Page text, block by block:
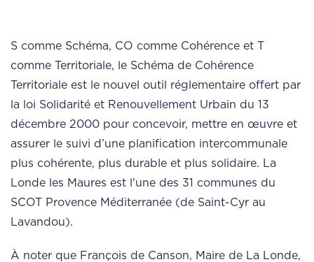
S comme Schéma, CO comme Cohérence et T
comme Territoriale, le Schéma de Cohérence
Territoriale est le nouvel outil réglementaire offert par
la loi Solidarité et Renouvellement Urbain du 13
décembre 2000 pour concevoir, mettre en œuvre et
assurer le suivi d’une planification intercommunale
plus cohérente, plus durable et plus solidaire. La
Londe les Maures est l'une des 31 communes du
SCOT Provence Méditerranée (de Saint-Cyr au
Lavandou).
À noter que François de Canson, Maire de La Londe,